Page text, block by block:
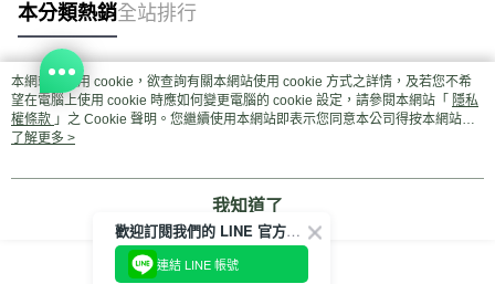
本分類熱銷全站排行
熱門標籤
本網站中使用 cookie，欲查詢有關本網站使用 cookie 方式之詳情，及若您不希
望在電腦上使用 cookie 時應如何變更電腦的 cookie 設定，請參閱本網站「 隱私
權條款 」之 Cookie 聲明。您繼續使用本網站即表示您同意本公司得按本網站使
用條款之 Cookie 聲明使用 cookie。
了解更多 >
我知道了
歡迎訂閱我們的 LINE 官方帳號
連結 LINE 帳號